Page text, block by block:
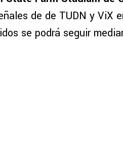
de de TUDN y ViX
se podrá seguir